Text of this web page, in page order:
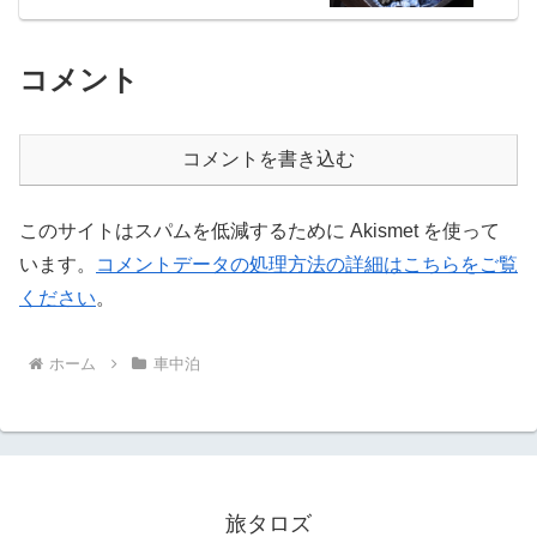
コメント
コメントを書き込む
このサイトはスパムを低減するために Akismet を使って
います。
コメントデータの処理方法の詳細はこちらをご覧
ください。
ホーム 車中泊
旅タロズ